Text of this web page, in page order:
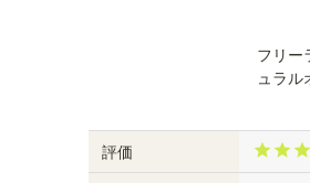
フリー
ュラ
評価